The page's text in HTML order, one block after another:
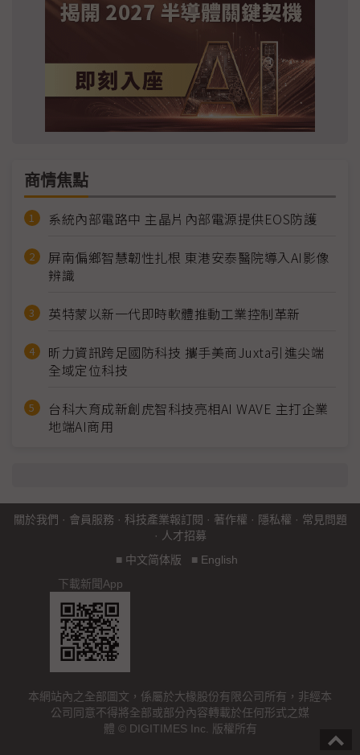
商情焦點
系統內部電路中 主晶片內部電源提供EOS防護
屏南偏鄉智慧韌性扎根 東港安泰醫院導入AI影像
辨識
英特蒙以新一代即時軟體推動工業控制革新
昕力資訊跨足國防科技 攜手美商Juxta引進尖端
全域定位科技
台科大育成新創虎智科技亮相AI WAVE 主打企業
地端AI商用
關於我們 · 會員服務 · 科技產業報訂閱 · 著作權 · 隱私權 · 常見問題
· 人才招募
■ 中文简体版 ■ English
下載新聞App
本網站內之全部圖文，係屬於大椽股份有限公司所有，非經本
公司同意不得將全部或部分內容轉載於任何形式之媒
體 © DIGITIMES Inc. 版權所有